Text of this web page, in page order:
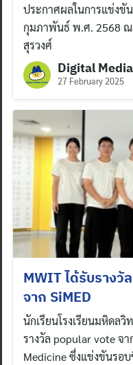
for:
ประกาศผลในการแข่งขั
กุมภาพันธ์ พ.ศ. 2568 ณ
สุรวงศ์
Digital
27 February 2025
MWIT ได้รับรางวั
จาก SiMED
นักเรียนโรงเรียนมหิดล
รางวัล popular vote จ
Medicine ซึ่งแข่งขันรอ